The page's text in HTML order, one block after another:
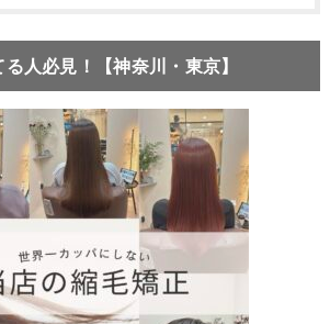
人必見！【神奈川・東京】